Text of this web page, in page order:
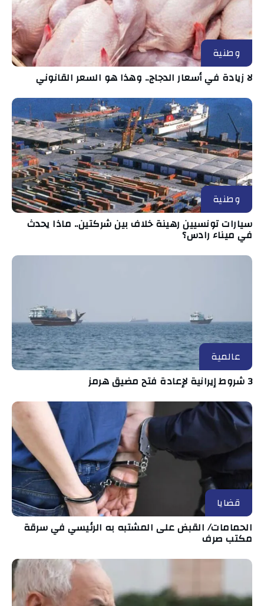
وطنية
لا زيادة في أسعار الدجاج.. وهذا هو السعر القانوني
وطنية
سيارات تونسيين رهينة خلاف بين شركتين.. ماذا يحدث
في ميناء رادس؟
عالمية
3 شروط إيرانية لإعادة فتح مضيق هرمز
قضايا
الحمامات/ القبض على المشتبه به الرئيسي في سرقة
مكتب صرف